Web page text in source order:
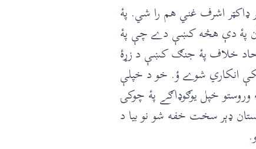
ډاکټر اشرف غني هم را شي. پۀ
پۀ دې هڅه کښې دے چې پۀ
خلاف پۀ جنګ کښې د زړۀ
انکاري شوے ؤ. خو د خپلې
خپل يوګوډاګے پۀ چوکۍ
ډېر سخت خفه شو نو بيا د